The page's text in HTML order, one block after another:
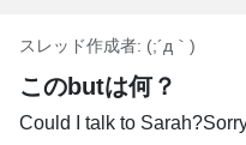
スレッド作成者: (;´д｀)
このbutは何？